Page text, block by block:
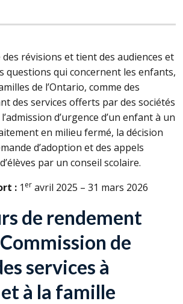
révisions et tient des audiences et
questions qui concernent les enfants,
de l’Ontario, comme des
des services offerts par des sociétés
l’admission d’urgence d’un enfant à un
en milieu fermé, la décision
d’adoption et des appels
par un conseil scolaire.
: 1 er avril 2025 – 31 mars 2026
de rendement
de
services à
et à la famille